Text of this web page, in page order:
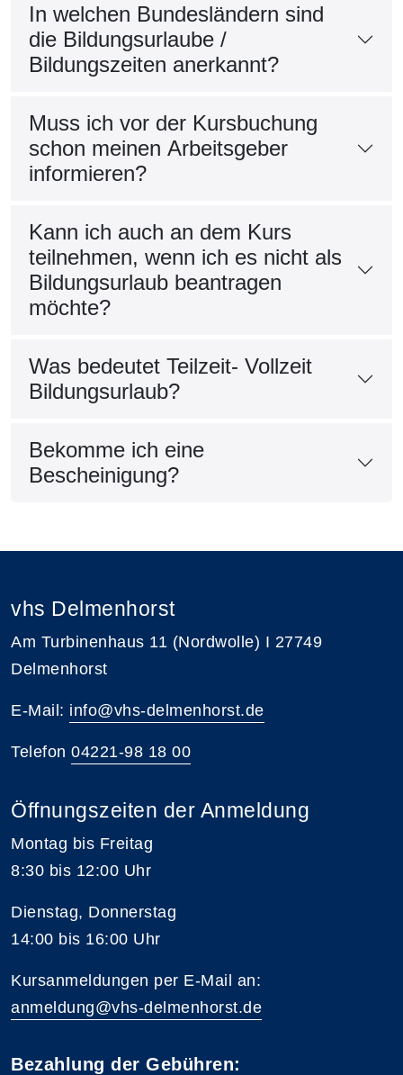
In welchen Bundesländern sind
die Bildungsurlaube /
Bildungszeiten anerkannt?
Muss ich vor der Kursbuchung
schon meinen Arbeitsgeber
informieren?
Kann ich auch an dem Kurs
teilnehmen, wenn ich es nicht als
Bildungsurlaub beantragen
möchte?
Was bedeutet Teilzeit- Vollzeit
Bildungsurlaub?
Bekomme ich eine
Bescheinigung?
vhs Delmenhorst
Am Turbinenhaus 11 (Nordwolle) I 27749
Delmenhorst
E-Mail: info@vhs-delmenhorst.de
Telefon 04221-98 18 00
Öffnungszeiten der Anmeldung
Montag bis Freitag
8:30 bis 12:00 Uhr
Dienstag, Donnerstag
14:00 bis 16:00 Uhr
Kursanmeldungen per E-Mail an:
anmeldung@vhs-delmenhorst.de
Bezahlung der Gebühren: